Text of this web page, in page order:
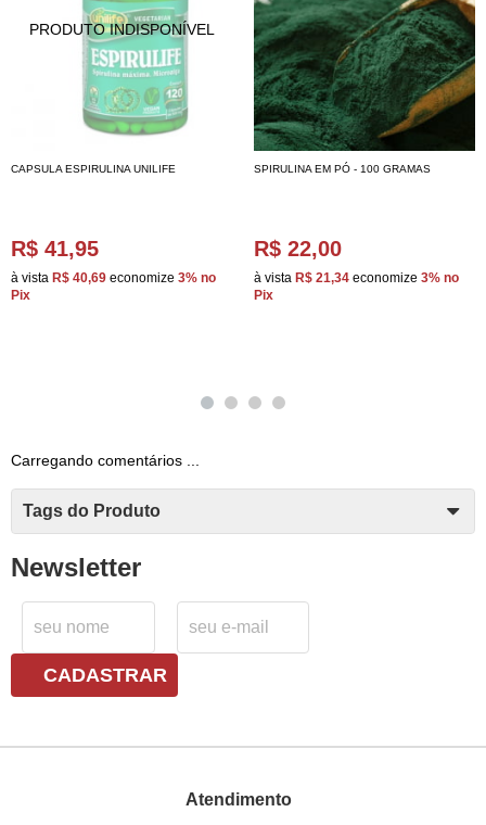
CAPSULA ESPIRULINA UNILIFE
R$ 41,95
à vista R$ 40,69 economize 3% no
Pix
SPIRULINA EM PÓ - 100 GRAMAS
R$ 22,00
à vista R$ 21,34 economize 3% no
Pix
Carregando comentários ...
Tags do Produto
Newsletter
CADASTRAR
Atendimento